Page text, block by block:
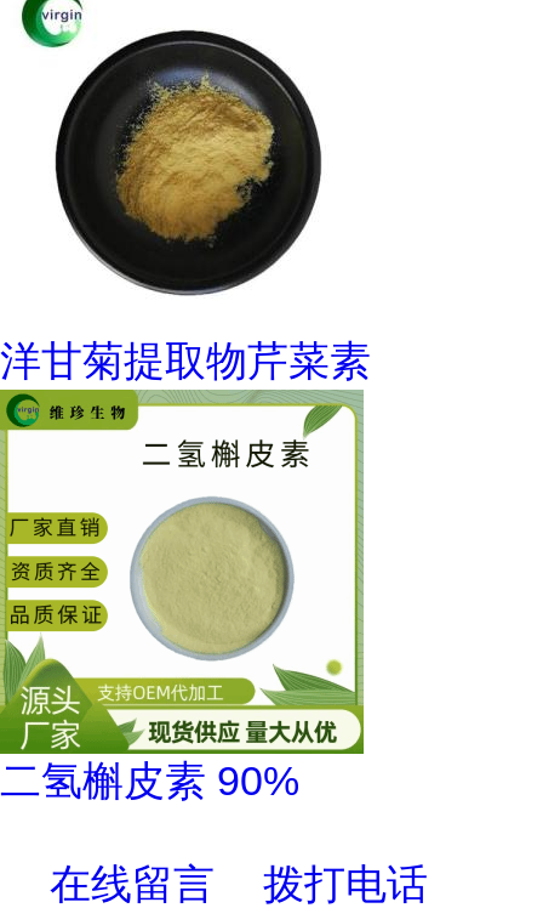
洋甘菊提取物芹菜素
二氢槲皮素 90%
在线留言 拨打电话